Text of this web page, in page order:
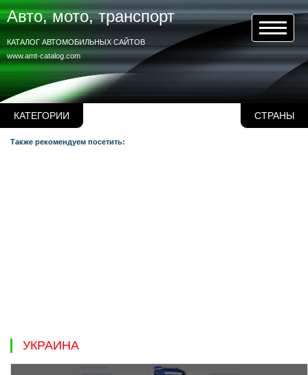
КАТЕГОРИИ СТРАНЫ
Авто, мото, транспорт
www.amt-catalog.com
КАТАЛОГ АВТОМОБИЛЬНЫХ САЙТОВ
Также рекомендуем посетить:
УКРАИНА